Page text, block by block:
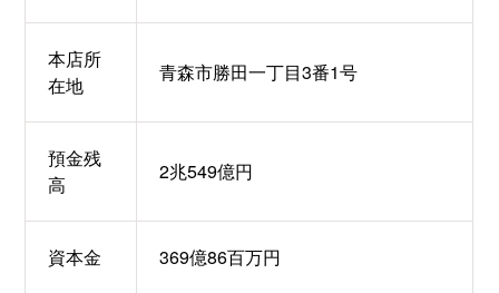
本店所
在地
青森市勝田一丁目3番1号
預金残
高
2兆549億円
資本金 369億86百万円